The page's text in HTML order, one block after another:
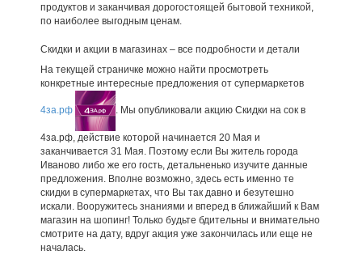
продуктов и заканчивая дорогостоящей бытовой техникой,
по наиболее выгодным ценам.
Скидки и акции в магазинах – все подробности и детали
На текущей страничке можно найти просмотреть
конкретные интересные предложения от супермаркетов
4за.рф . Мы опубликовали акцию Скидки на сок в
4за.рф, действие которой начинается 20 Мая и
заканчивается 31 Мая. Поэтому если Вы житель города
Иваново либо же его гость, детальненько изучите данные
предложения. Вполне возможно, здесь есть именно те
скидки в супермаркетах, что Вы так давно и безутешно
искали. Вооружитесь знаниями и вперед в ближайший к Вам
магазин на шопинг! Только будьте бдительны и внимательно
смотрите на дату, вдруг акция уже закончилась или еще не
началась.